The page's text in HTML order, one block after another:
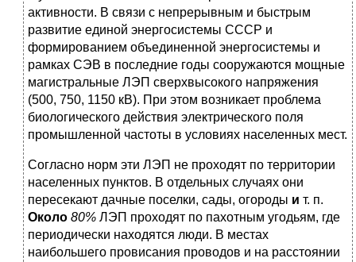
активности. В связи с непрерывным и быстрым
развитие единой энергосистемы СССР и
формированием объединенной энергосистемы и
рамках СЭВ в последние годы сооружаются мощные
магистральные ЛЭП сверхвысокого напряжения
(500, 750, 1150 кВ). При этом возникает проблема
биологического действия электрического поля
промышленной частоты в усло­виях населенных мест.
Согласно норм эти ЛЭП не проходят по территории
населенных пунктов. В отдельных случаях они
пересекают дачные по­селки, сады, огороды и т. п.
Около 80% ЛЭП проходят по пахотным угодьям, где
периодически находятся люди. В местах
наибольшего провисания проводов и на расстоянии